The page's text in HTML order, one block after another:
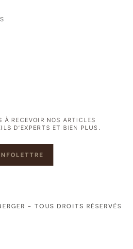
À RECEVOIR NOS ARTICLES
D’EXPERTS ET BIEN PLUS.
- TOUS DROITS RÉSERVÉS